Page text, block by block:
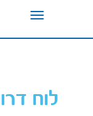
Toggle
לוח